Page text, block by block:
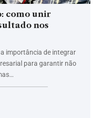
como unir
nos
importância de integrar
para garantir não